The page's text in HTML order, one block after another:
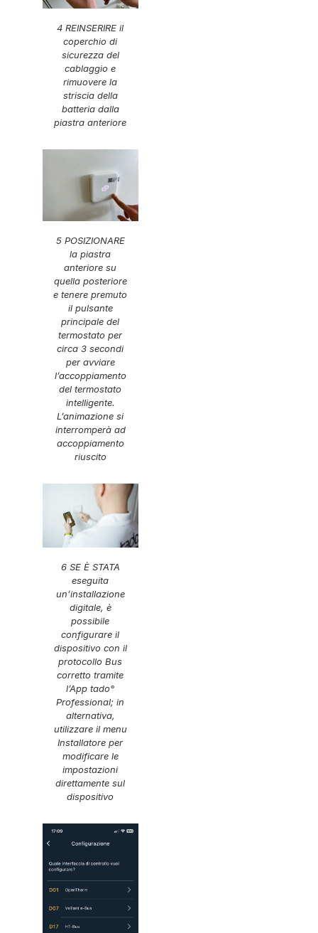
4 REINSERIRE il
coperchio di
sicurezza del
cablaggio e
rimuovere la
striscia della
batteria dalla
piastra anteriore
5 POSIZIONARE
la piastra
anteriore su
quella posteriore
e tenere premuto
il pulsante
principale del
termostato per
circa 3 secondi
per avviare
l’accoppiamento
del termostato
intelligente.
L’animazione si
interromperà ad
accoppiamento
riuscito
6 SE È STATA
eseguita
un’installazione
digitale, è
possibile
configurare il
dispositivo con il
protocollo Bus
corretto tramite
l’App tado°
Professional; in
alternativa,
utilizzare il menu
Installatore per
modificare le
impostazioni
direttamente sul
dispositivo